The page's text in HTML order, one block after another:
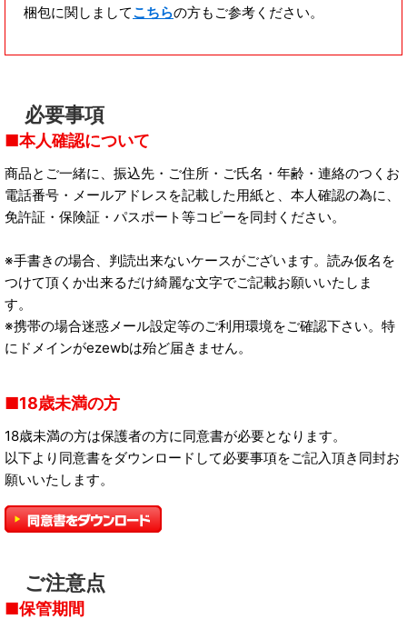
梱包に関しましてこちらの方もご参考ください。
必要事項
本人確認について
商品とご一緒に、振込先・ご住所・ご氏名・年齢・連絡のつくお
電話番号・メールアドレスを記載した用紙と、本人確認の為に、
免許証・保険証・パスポート等コピーを同封ください。
※手書きの場合、判読出来ないケースがございます。読み仮名を
つけて頂くか出来るだけ綺麗な文字でご記載お願いいたしま
す。
※携帯の場合迷惑メール設定等のご利用環境をご確認下さい。特
にドメインがezewbは殆ど届きません。
18歳未満の方
18歳未満の方は保護者の方に同意書が必要となります。
以下より同意書をダウンロードして必要事項をご記入頂き同封お
願いいたします。
ご注意点
保管期間